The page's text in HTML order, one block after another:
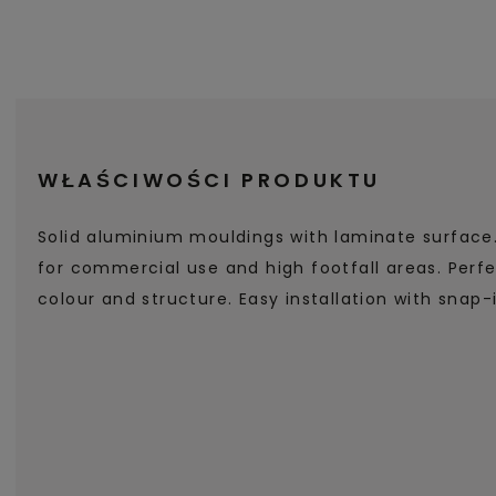
WŁAŚCIWOŚCI PRODUKTU
Solid aluminium mouldings with laminate
for commercial use and high footfall areas.
colour and structure. Easy installation with